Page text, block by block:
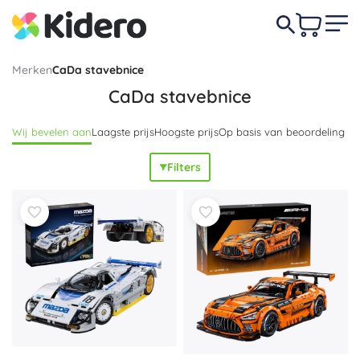
MerkenCaDa stavebnice
CaDa stavebnice
Wij bevelen aanLaagste prijsHoogste prijsOp basis van beoordeling
Filters